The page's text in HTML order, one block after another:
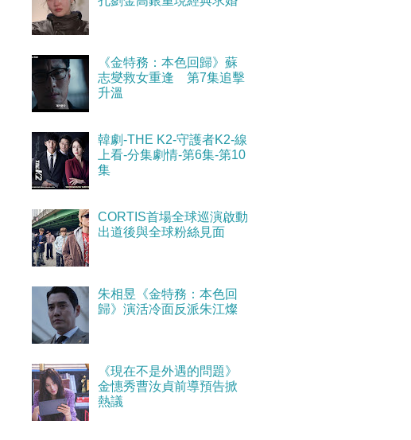
《金特務：本色回歸》蘇
志燮救女重逢 第7集追擊
升溫
韓劇-THE K2-守護者K2-線
上看-分集劇情-第6集-第10
集
CORTIS首場全球巡演啟動
出道後與全球粉絲見面
朱相昱《金特務：本色回
歸》演活冷面反派朱江燦
《現在不是外遇的問題》
金憓秀曹汝貞前導預告掀
熱議